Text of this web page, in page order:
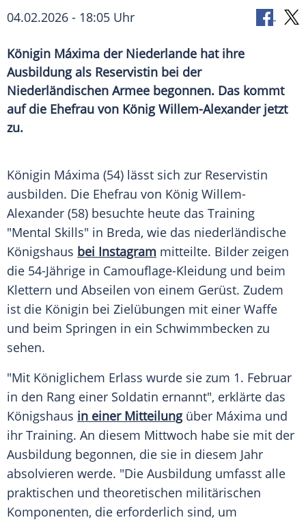
04.02.2026 - 18:05 Uhr
Königin Máxima der Niederlande hat ihre
Ausbildung als Reservistin bei der
Niederländischen Armee begonnen. Das kommt
auf die Ehefrau von König Willem-Alexander jetzt
zu.
Königin Máxima (54) lässt sich zur Reservistin
ausbilden. Die Ehefrau von König Willem-
Alexander (58) besuchte heute das Training
"Mental Skills" in Breda, wie das niederländische
Königshaus bei Instagram mitteilte. Bilder zeigen
die 54-Jährige in Camouflage-Kleidung und beim
Klettern und Abseilen von einem Gerüst. Zudem
ist die Königin bei Zielübungen mit einer Waffe
und beim Springen in ein Schwimmbecken zu
sehen.
"Mit Königlichem Erlass wurde sie zum 1. Februar
in den Rang einer Soldatin ernannt", erklärte das
Königshaus in einer Mitteilungüber Máxima und
ihr Training. An diesem Mittwoch habe sie mit der
Ausbildung begonnen, die sie in diesem Jahr
absolvieren werde. "Die Ausbildung umfasst alle
praktischen und theoretischen militärischen
Komponenten, die erforderlich sind, um